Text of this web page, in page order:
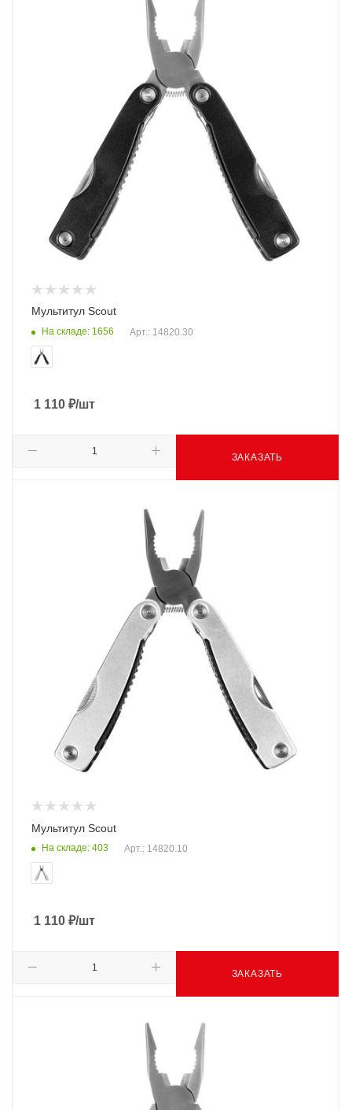
Мультитул Scout
На складе: 1656 Арт.: 14820.30
1 110 ₽/шт
ЗАКАЗАТЬ
Мультитул Scout
На складе: 403 Арт.: 14820.10
1 110 ₽/шт
ЗАКАЗАТЬ